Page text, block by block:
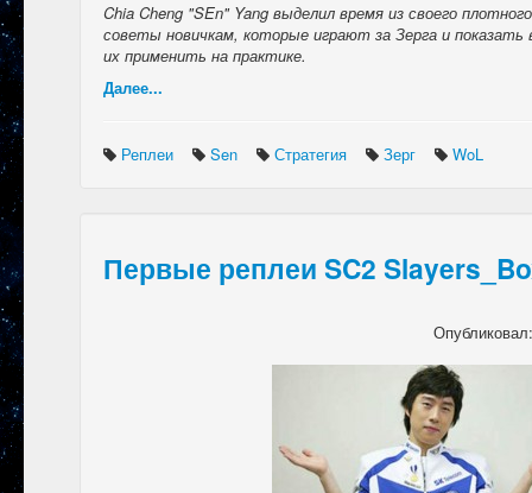
Chia Cheng "SEn" Yang выделил время из своего
советы новичкам, которые играют за Зерга и показать
их применить на практике.
Далее...
Реплеи Sen Стратегия Зерг WoL
Первые реплеи SC2